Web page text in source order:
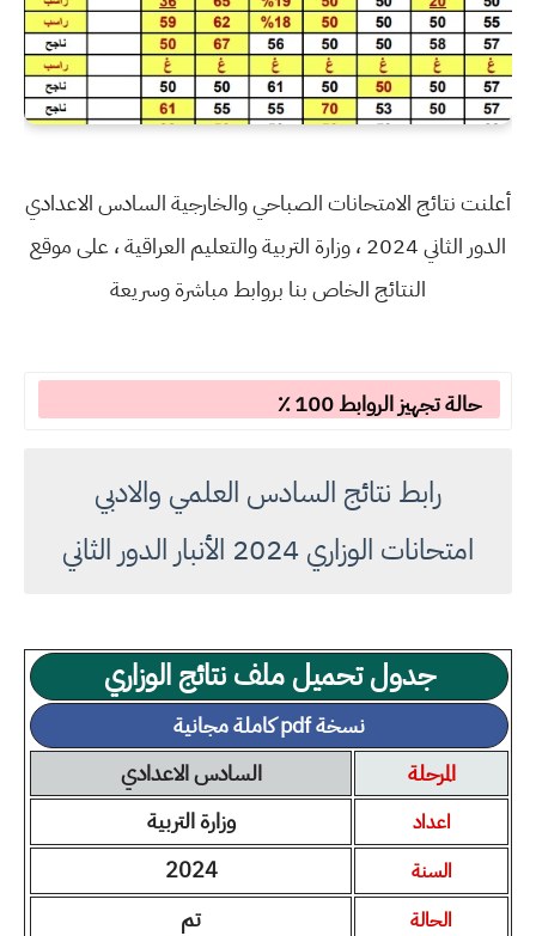
أعلنت نتائج الامتحانات الصباحي والخارجية السادس الاعدادي
الدور الثاني 2024 ، وزارة التربية والتعليم العراقية ، على موقع
النتائج الخاص بنا بروابط مباشرة وسريعة
حالة تجهيز الروابط 100 ٪
رابط نتائج السادس العلمي والادبي
امتحانات الوزاري 2024 الأنبار الدور الثاني
جدول تحميل ملف نتائج الوزاري
نسخة pdf كاملة مجانية
المرحلة
السادس الاعدادي
اعداد وزارة التربية
السنة 2024
الحالة تم